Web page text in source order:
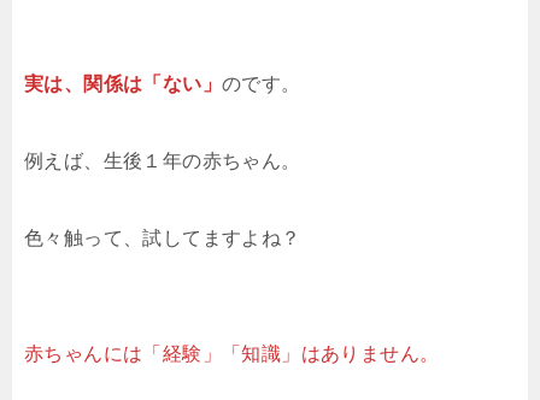
実は、関係は「ない」 のです。
例えば、生後１年の赤ちゃん。
色々触って、試してますよね？
赤ちゃんには「経験」「知識」はありません。